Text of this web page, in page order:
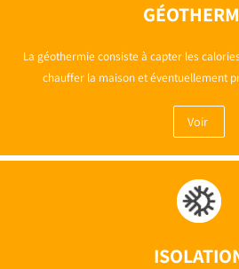
La géothermie consiste à capter les
chauffer la maison et éventuellement
Voir